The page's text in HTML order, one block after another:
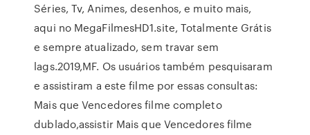
Séries, Tv, Animes, desenhos, e muito mais,
aqui no MegaFilmesHD1.site, Totalmente Grátis
e sempre atualizado, sem travar sem
lags.2019,MF. Os usuários também pesquisaram
e assistiram a este filme por essas consultas:
Mais que Vencedores filme completo
dublado,assistir Mais que Vencedores filme